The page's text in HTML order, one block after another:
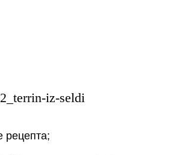
2_terrin-iz-seldi
;